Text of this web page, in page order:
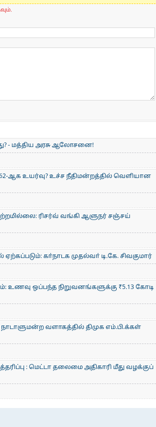
- மத்திய அரசு ஆலோசனை!
62-ஆக உயர்வு? உச்ச நீதிமன்றத்தில் வெளியான
ரிசர்வ் வங்கி ஆளுநர் சஞ்சய்
கா்நாடக முதல்வா் டி.கே. சிவகுமார்
உணவு ஒப்பந்த நிறுவனங்களுக்கு ₹5.13 கோடி
நாடாளுமன்ற வளாகத்தில் திமுக எம்.பி.க்கள்
: மெட்டா தலைமை அதிகாரி மீது வழக்குப்